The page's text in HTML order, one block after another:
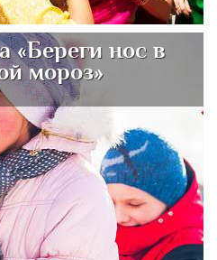
«Береги нос в
мороз»